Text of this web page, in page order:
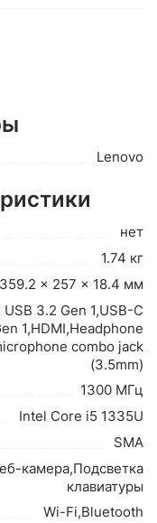
Lenovo
нет
1.74 кг
359.2 x 257 x 18.4 мм
USB 3.2 Gen 1,USB-C
1,HDMI,Headphone
combo jack
(3.5mm)
1300 МГц
Intel Core i5 1335U
SMA
камера,Подсветка
клавиатуры
Wi-Fi,Bluetooth